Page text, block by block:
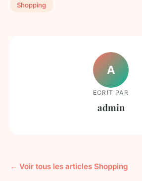
Shopping
A
ECRIT PAR
admin
← Voir tous les articles Shopping